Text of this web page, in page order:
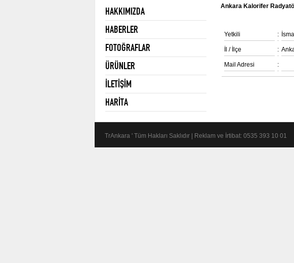
HAKKIMIZDA
HABERLER
FOTOĞRAFLAR
ÜRÜNLER
İLETİŞİM
HARİTA
Ankara Kalorifer
Yetkili :
İl / İlçe :
Mail Adresi :
TrAnkara ' Tüm Hakları Saklıdır | Reklam ve İrtibat: 0535 393 10 01